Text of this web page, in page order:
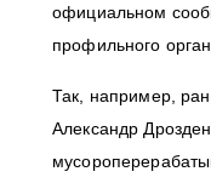
официальном
профильного
Так, например,
Александр